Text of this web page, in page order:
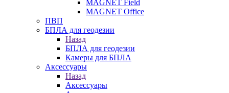
MAGNET Field
MAGNET Office
ПВП
БПЛА для геодезии
Назад
БПЛА для геодезии
Камеры для БПЛА
Аксессуары
Назад
Аксессуары